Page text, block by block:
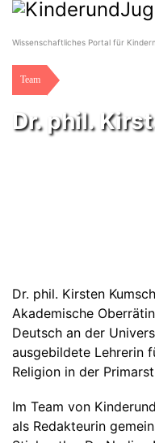
Wissenschaftliches Portal für
Team
Dr. phil.
Dr. phil. Kirsten
Akademische
Deutsch an der
ausgebildete Lehrerin
Religion in der
Im Team von
als Redakteurin